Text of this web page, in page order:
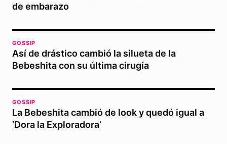
de embarazo
GOSSIP
Así de drástico cambió la silueta de la
Bebeshita con su última cirugía
GOSSIP
La Bebeshita cambió de look y quedó igual a
‘Dora la Exploradora’